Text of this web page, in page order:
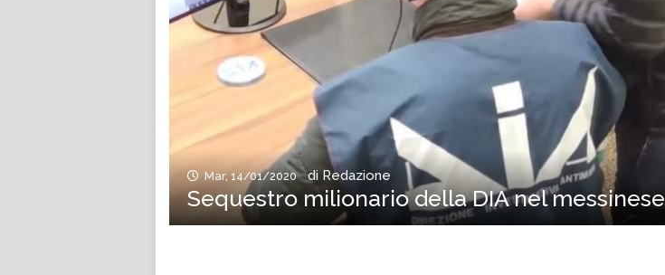
Mar, 14/01/2020 di Redazione
Sequestro milionario della DIA nel messinese